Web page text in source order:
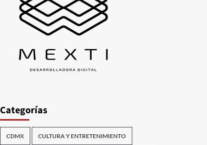
Categorías
CDMX CULTURA Y ENTRETENIMIENTO